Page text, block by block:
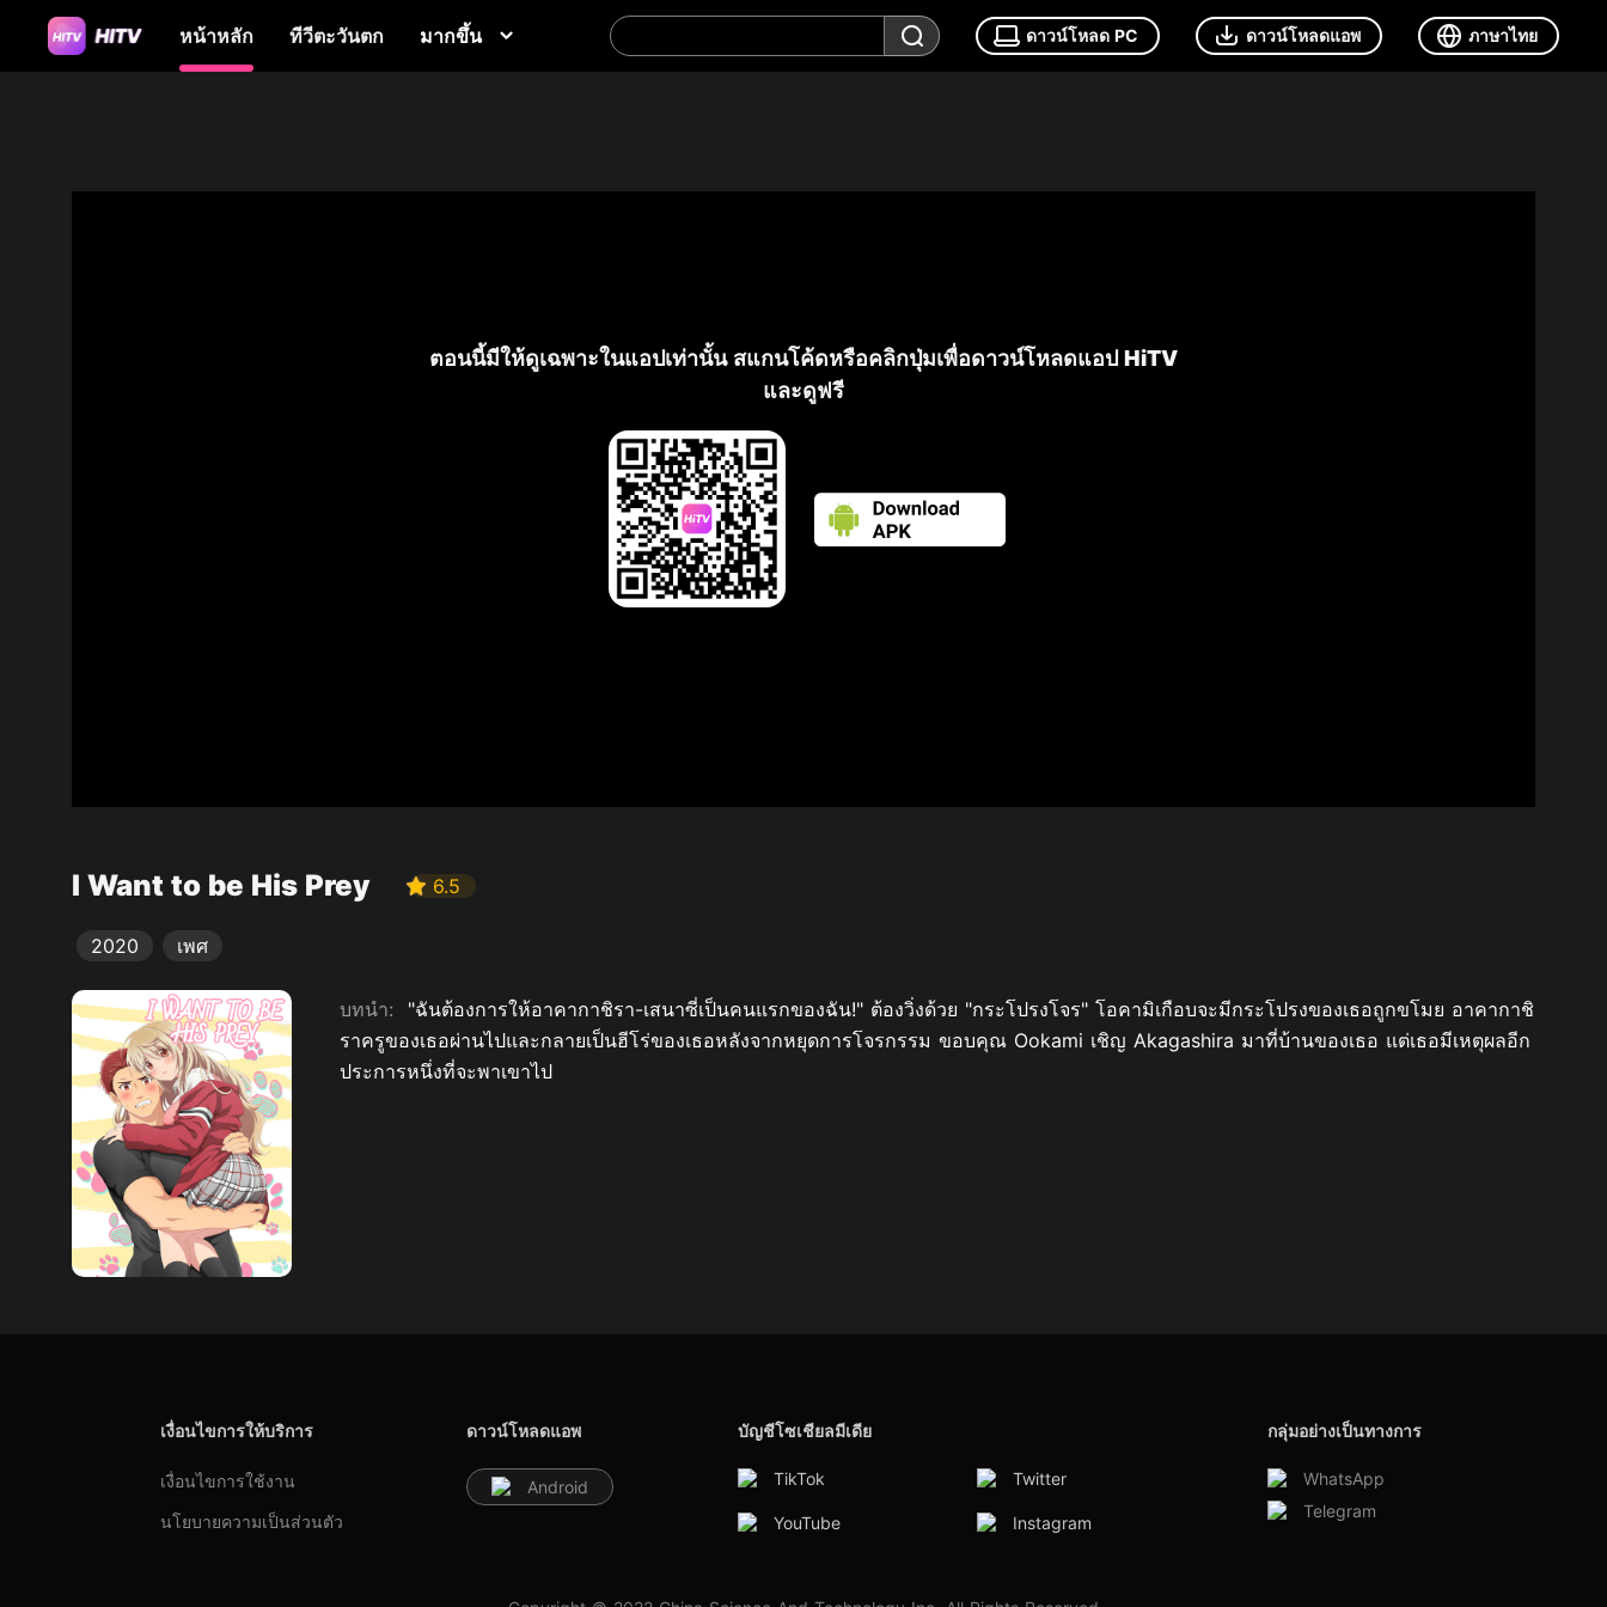
หน้าหลัก ทีวีตะวันตก มากขึ้น ดาวน์โหลด PC ดาวน์โหลดแอพ ภาษาไทย
ตอนนี้มีให้ดูเฉพาะในแอปเท่านั้น สแกนโค้ดหรือคลิกปุ่มเพื่อดาวน์โหลดแอป HiTV
และดูฟรี
I Want to be His Prey 6.5
2020 เพศ
บทนำ: "ฉันต้องการให้อาคากาชิรา-เสนาซี่เป็นคนแรกของฉัน!" ต้องวิ่งด้วย "กระโปรงโจร" โอคามิเกือบจะมีกระโปรงของเธอถูกขโมย อาคากาชิ
ราครูของเธอผ่านไปและกลายเป็นฮีโร่ของเธอหลังจากหยุดการโจรกรรม ขอบคุณ Ookami เชิญ Akagashira มาที่บ้านของเธอ แต่เธอมีเหตุผลอีก
ประการหนึ่งที่จะพาเขาไป
เงื่อนไขการให้บริการ
เงื่อนไขการใช้งาน
นโยบายความเป็นส่วนตัว
ดาวน์โหลดแอพ
Android
บัญชีโซเชียลมีเดีย
TikTok Twitter
YouTube Instagram
กลุ่มอย่างเป็นทางการ
WhatsApp
Telegram